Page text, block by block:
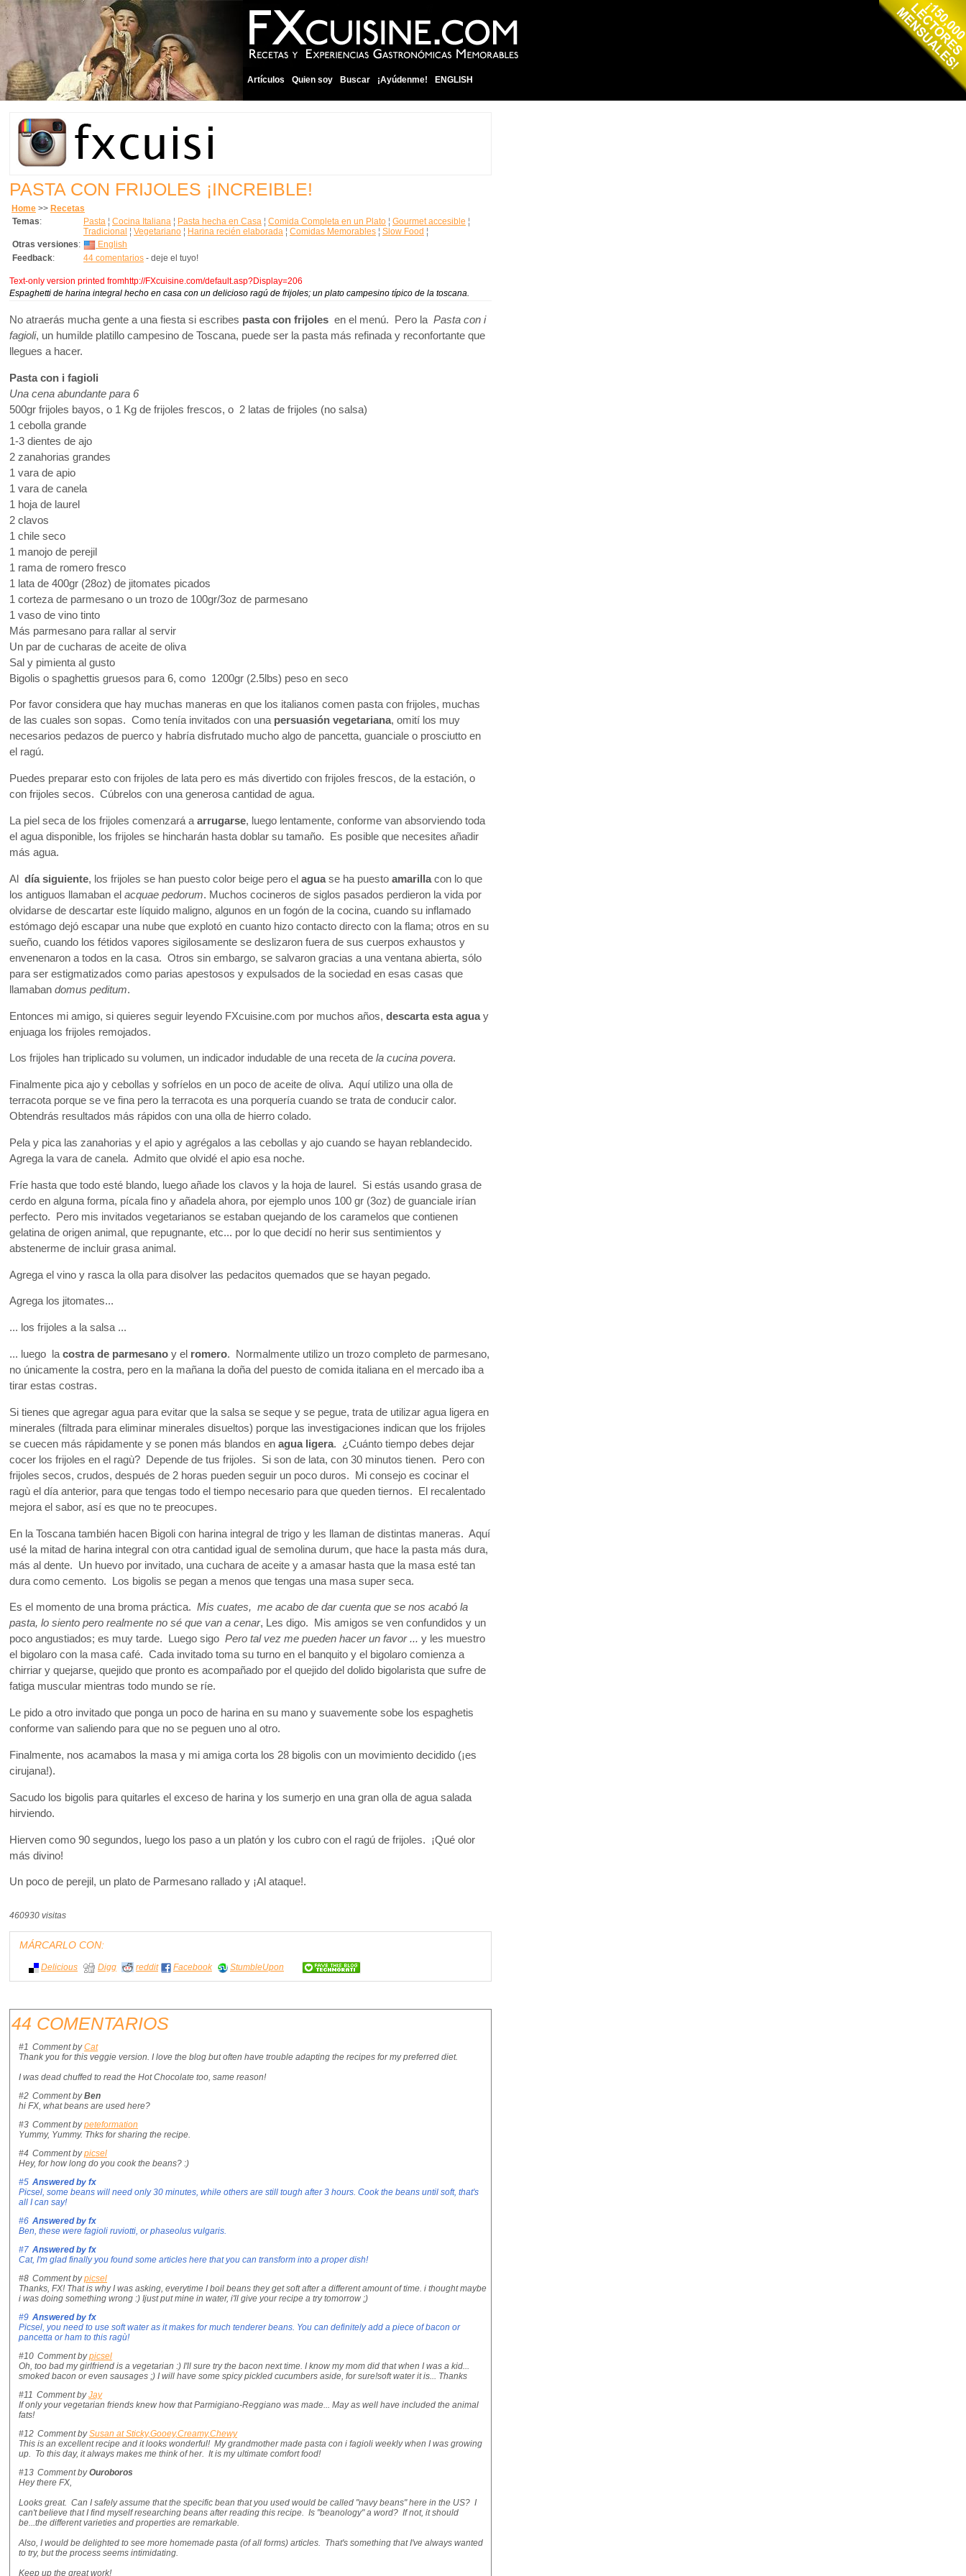
Artículos Quien soy Buscar ¡Ayúdenme! ENGLISH
PASTA CON FRIJOLES ¡INCREIBLE!
Home >> Recetas
Temas: Pasta ¦ Cocina Italiana ¦ Pasta hecha en Casa ¦ Comida Completa en un Plato ¦ Gourmet accesible ¦
Tradicional ¦ Vegetariano ¦ Harina recién elaborada ¦ Comidas Memorables ¦ Slow Food ¦
Otras versiones:
English
Feedback: 44 comentarios - deje el tuyo!
Text-only version printed fromhttp://FXcuisine.com/default.asp?Display=206
Espaghetti de harina integral hecho en casa con un delicioso ragú de frijoles; un plato campesino típico de la toscana.
No atraerás mucha gente a una fiesta si escribes pasta con frijoles en el menú. Pero la Pasta con i
fagioli, un humilde platillo campesino de Toscana, puede ser la pasta más refinada y reconfortante que
llegues a hacer.
Pasta con i fagioli
Una cena abundante para 6
500gr frijoles bayos, o 1 Kg de frijoles frescos, o 2 latas de frijoles (no salsa)
1 cebolla grande
1-3 dientes de ajo
2 zanahorias grandes
1 vara de apio
1 vara de canela
1 hoja de laurel
2 clavos
1 chile seco
1 manojo de perejil
1 rama de romero fresco
1 lata de 400gr (28oz) de jitomates picados
1 corteza de parmesano o un trozo de 100gr/3oz de parmesano
1 vaso de vino tinto
Más parmesano para rallar al servir
Un par de cucharas de aceite de oliva
Sal y pimienta al gusto
Bigolis o spaghettis gruesos para 6, como 1200gr (2.5lbs) peso en seco
Por favor considera que hay muchas maneras en que los italianos comen pasta con frijoles, muchas
de las cuales son sopas. Como tenía invitados con unapersuasión vegetariana, omití los muy
necesarios pedazos de puerco y habría disfrutado mucho algo de pancetta, guanciale o prosciutto en
el ragú.
Puedes preparar esto con frijoles de lata pero es más divertido con frijoles frescos, de la estación, o
con frijoles secos. Cúbrelos con una generosa cantidad de agua.
La piel seca de los frijoles comenzará a arrugarse, luego lentamente, conforme van absorviendo toda
el agua disponible, los frijoles se hincharán hasta doblar su tamaño. Es posible que necesites añadir
más agua.
Al día siguiente, los frijoles se han puesto color beige pero el aguase ha puesto amarillacon lo que
los antiguos llamaban el acquae pedorum. Muchos cocineros de siglos pasados perdieron la vida por
olvidarse de descartar este líquido maligno, algunos en un fogón de la cocina, cuando su inflamado
estómago dejó escapar una nube que explotó en cuanto hizo contacto directo con la flama; otros en su
sueño, cuando los fétidos vapores sigilosamente se deslizaron fuera de sus cuerpos exhaustos y
envenenaron a todos en la casa. Otros sin embargo, se salvaron gracias a una ventana abierta, sólo
para ser estigmatizados como parias apestosos y expulsados de la sociedad en esas casas que
llamaban domus peditum.
Entonces mi amigo, si quieres seguir leyendo FXcuisine.com por muchos años, descarta esta aguay
enjuaga los frijoles remojados.
Los frijoles han triplicado su volumen, un indicador indudable de una receta de la cucina povera.
Finalmente pica ajo y cebollas y sofríelos en un poco de aceite de oliva. Aquí utilizo una olla de
terracota porque se ve fina pero la terracota es una porquería cuando se trata de conducir calor.
Obtendrás resultados más rápidos con una olla de hierro colado.
Pela y pica las zanahorias y el apio y agrégalos a las cebollas y ajo cuando se hayan reblandecido.
Agrega la vara de canela. Admito que olvidé el apio esa noche.
Fríe hasta que todo esté blando, luego añade los clavos y la hoja de laurel. Si estás usando grasa de
cerdo en alguna forma, pícala fino y añadela ahora, por ejemplo unos 100 gr (3oz) de guanciale irían
perfecto. Pero mis invitados vegetarianos se estaban quejando de los caramelos que contienen
gelatina de origen animal, que repugnante, etc... por lo que decidí no herir sus sentimientos y
abstenerme de incluir grasa animal.
Agrega el vino y rasca la olla para disolver las pedacitos quemados que se hayan pegado.
Agrega los jitomates...
... los frijoles a la salsa ...
... luego la costra de parmesano y el romero. Normalmente utilizo un trozo completo de parmesano,
no únicamente la costra, pero en la mañana la doña del puesto de comida italiana en el mercado iba a
tirar estas costras.
Si tienes que agregar agua para evitar que la salsa se seque y se pegue, trata de utilizar agua ligera en
minerales (filtrada para eliminar minerales disueltos) porque las investigaciones indican que los frijoles
se cuecen más rápidamente y se ponen más blandos en agua ligera. ¿Cuánto tiempo debes dejar
cocer los frijoles en el ragù? Depende de tus frijoles. Si son de lata, con 30 minutos tienen. Pero con
frijoles secos, crudos, después de 2 horas pueden seguir un poco duros. Mi consejo es cocinar el
ragù el día anterior, para que tengas todo el tiempo necesario para que queden tiernos. El recalentado
mejora el sabor, así es que no te preocupes.
En la Toscana también hacen Bigoli con harina integral de trigo y les llaman de distintas maneras. Aquí
usé la mitad de harina integral con otra cantidad igual de semolina durum, que hace la pasta más dura,
más al dente. Un huevo por invitado, una cuchara de aceite y a amasar hasta que la masa esté tan
dura como cemento. Los bigolis se pegan a menos que tengas una masa super seca.
Es el momento de una broma práctica. Mis cuates, me acabo de dar cuenta que se nos acabó la
pasta, lo siento pero realmente no sé que van a cenar, Les digo. Mis amigos se ven confundidos y un
poco angustiados; es muy tarde. Luego sigo Pero tal vez me pueden hacer un favor ... y les muestro
el bigolaro con la masa café. Cada invitado toma su turno en el banquito y el bigolaro comienza a
chirriar y quejarse, quejido que pronto es acompañado por el quejido del dolido bigolarista que sufre de
fatiga muscular mientras todo mundo se ríe.
Le pido a otro invitado que ponga un poco de harina en su mano y suavemente sobe los espaghetis
conforme van saliendo para que no se peguen uno al otro.
Finalmente, nos acamabos la masa y mi amiga corta los 28 bigolis con un movimiento decidido (¡es
cirujana!).
Sacudo los bigolis para quitarles el exceso de harina y los sumerjo en una gran olla de agua salada
hirviendo.
Hierven como 90 segundos, luego los paso a un platón y los cubro con el ragú de frijoles. ¡Qué olor
más divino!
Un poco de perejil, un plato de Parmesano rallado y ¡Al ataque!.
460930 visitas
MÁRCARLO CON:
Delicious Digg reddit Facebook StumbleUpon
44 COMENTARIOS
#1 Comment byCat
Thank you for this veggie version. I love the blog but often have trouble adapting the recipes for my preferred diet.
I was dead chuffed to read the Hot Chocolate too, same reason!
#2 Comment byBen
hi FX, what beans are used here?
#3 Comment bypeteformation
Yummy, Yummy. Thks for sharing the recipe.
#4 Comment bypicsel
Hey, for how long do you cook the beans? :)
#5 Answered by fx
Picsel, some beans will need only 30 minutes, while others are still tough after 3 hours. Cook the beans until soft, that's
all I can say!
#6 Answered by fx
Ben, these were fagioli ruviotti, or phaseolus vulgaris.
#7 Answered by fx
Cat, I'm glad finally you found some articles here that you can transform into a proper dish!
#8 Comment bypicsel
Thanks, FX! That is why I was asking, everytime I boil beans they get soft after a different amount of time. i thought maybe
i was doing something wrong :) Ijust put mine in water, i'll give your recipe a try tomorrow ;)
#9 Answered by fx
Picsel, you need to use soft water as it makes for much tenderer beans. You can definitely add a piece of bacon or
pancetta or ham to this ragù!
#10 Comment bypicsel
Oh, too bad my girlfriend is a vegetarian :) I'll sure try the bacon next time. I know my mom did that when I was a kid...
smoked bacon or even sausages ;) I will have some spicy pickled cucumbers aside, for sure!soft water it is... Thanks
#11 Comment byJay
If only your vegetarian friends knew how that Parmigiano-Reggiano was made... May as well have included the animal
fats!
#12 Comment bySusan at Sticky,Gooey,Creamy,Chewy
This is an excellent recipe and it looks wonderful! My grandmother made pasta con i fagioli weekly when I was growing
up. To this day, it always makes me think of her. It is my ultimate comfort food!
#13 Comment byOuroboros
Hey there FX,
Looks great. Can I safely assume that the specific bean that you used would be called "navy beans" here in the US? I
can't believe that I find myself researching beans after reading this recipe. Is "beanology" a word? If not, it should
be...the different varieties and properties are remarkable.
Also, I would be delighted to see more homemade pasta (of all forms) articles. That's something that I've always wanted
to try, but the process seems intimidating.
Keep up the great work!